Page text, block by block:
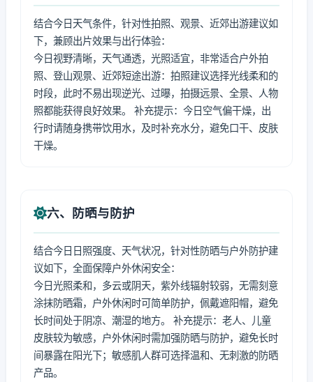
结合今日天气条件，针对性拍照、观景、近郊出游建议如
下，兼顾出片效果与出行体验：
今日视野清晰，天气通透，光照适宜，非常适合户外拍
照、登山观景、近郊短途出游：拍照建议选择光线柔和的
时段，此时不易出现逆光、过曝，拍摄远景、全景、人物
照都能获得良好效果。 补充提示：今日空气偏干燥，出
行时请随身携带饮用水，及时补充水分，避免口干、皮肤
干燥。
六、防晒与防护
结合今日日照强度、天气状况，针对性防晒与户外防护建
议如下，全面保障户外休闲安全：
今日光照柔和，多云或阴天，紫外线辐射较弱，无需刻意
涂抹防晒霜，户外休闲时可简单防护，佩戴遮阳帽，避免
长时间处于阴凉、潮湿的地方。 补充提示：老人、儿童
皮肤较为敏感，户外休闲时需加强防晒与防护，避免长时
间暴露在阳光下；敏感肌人群可选择温和、无刺激的防晒
产品。